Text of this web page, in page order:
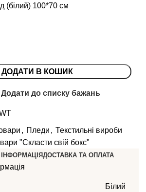
(білий) 100*70 см
ДОДАТИ В КОШИК
Додати до списку бажань
, Пледи , Текстильні вироби
"Cкласти свій бокс"
ДОСТАВКА ТА ОПЛАТА
Білий